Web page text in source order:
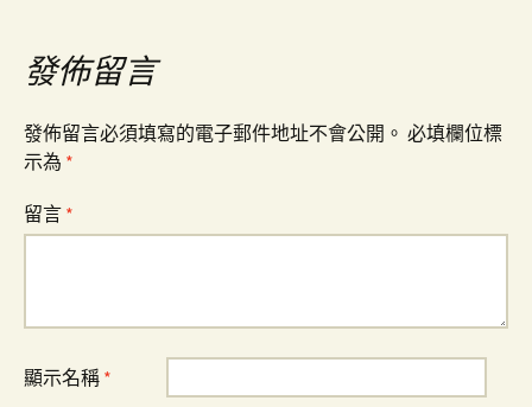
導
覽
發佈留言
發佈留言必須填寫的電子郵件地址不會公開。 必填欄位標
示為 *
留言 *
顯示名稱 *